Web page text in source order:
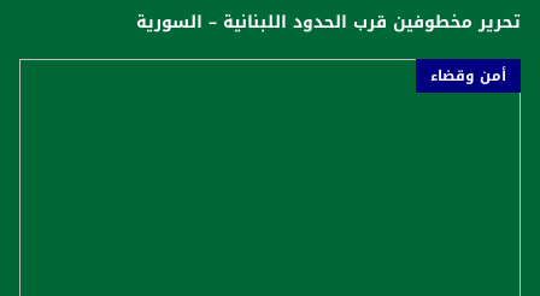
تحرير مخطوفين قرب الحدود اللبنانية – السورية
أمن وقضاء